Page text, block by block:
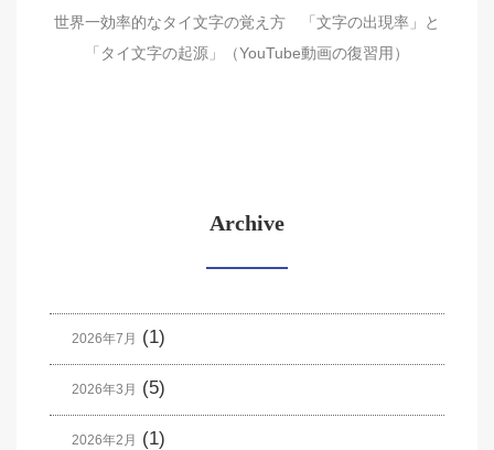
世界一効率的なタイ文字の覚え方 「文字の出現率」と
「タイ文字の起源」（YouTube動画の復習用）
Archive
2026年7月 (1)
2026年3月 (5)
2026年2月 (1)